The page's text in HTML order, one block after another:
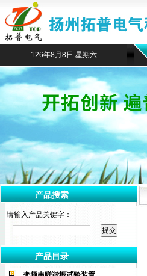
126年8月8日 星期六
产品搜索
请输入产品关键字：
产品目录